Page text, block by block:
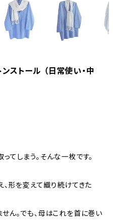
ストール （日常使い・中
てしまう。そんな一枚です。
形を変えて織り続けてきた
ん。でも、母はこれを首に巻い